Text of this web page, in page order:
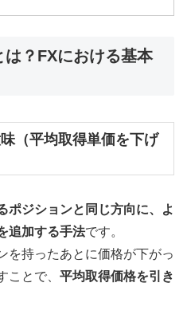
は？FXにおける基本
（平均取得単価を下げ
ポジションと同じ方向に、よ
追加する手法です。
を持ったあとに価格が下がっ
ことで、 平均取得価格を引き